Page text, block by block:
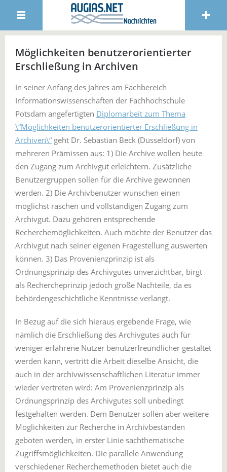
Möglichkeiten benutzerorientierter
Erschließung in Archiven
In seiner Anfang des Jahres am Fachbereich
Informationswissenschaften der Fachhochschule
Potsdam angefertigten Diplomarbeit zum Thema
\“Möglichkeiten benutzerorientierter Erschließung in
Archiven\“ geht Dr. Sebastian Beck (Düsseldorf) von
mehreren Prämissen aus: 1) Die Archive wollen heute
den Zugang zum Archivgut erleichtern. Zusätzliche
Benutzergruppen sollen für die Archive gewonnen
werden. 2) Die Archivbenutzer wünschen einen
möglichst raschen und vollständigen Zugang zum
Archivgut. Dazu gehören entsprechende
Recherchemöglichkeiten. Auch möchte der Benutzer das
Archivgut nach seiner eigenen Fragestellung auswerten
können. 3) Das Provenienzprinzip ist als
Ordnungsprinzip des Archivgutes unverzichtbar, birgt
als Rechercheprinzip jedoch große Nachteile, da es
behördengeschichtliche Kenntnisse verlangt.
In Bezug auf die sich hieraus ergebende Frage, wie
nämlich die Erschließung des Archivgutes auch für
weniger erfahrene Nutzer benutzerfreundlicher gestaltet
werden kann, vertritt die Arbeit dieselbe Ansicht, die
auch in der archivwissenschaftlichen Literatur immer
wieder vertreten wird: Am Provenienzprinzip als
Ordnungsprinzip des Archivgutes soll unbedingt
festgehalten werden. Dem Benutzer sollen aber weitere
Möglichkeiten zur Recherche in Archivbeständen
geboten werden, in erster Linie sachthematische
Zugriffsmöglichkeiten. Die parallele Anwendung
verschiedener Recherchemethoden bietet auch die